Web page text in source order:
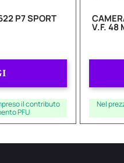
P7 SPORT
il contributo
PFU
V.F. 48
Nel